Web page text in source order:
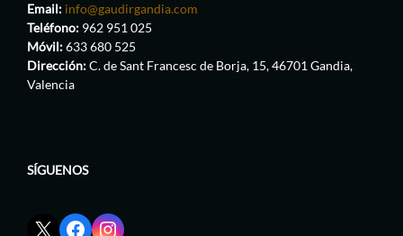
Email: info@gaudirgandia.com
Teléfono: 962 951 025
Móvil:633 680 525
Dirección:C. de Sant Francesc de Borja, 15, 46701 Gandia,
Valencia
SÍGUENOS
EnlaceEnlaceEnlace